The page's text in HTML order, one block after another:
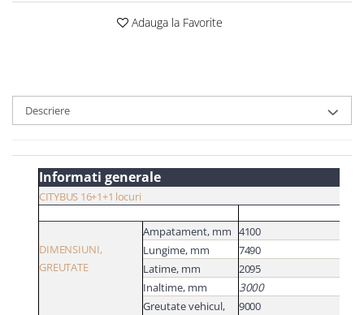
Adauga la Favorite
Descriere
Informati generale
CITYBUS 16+1+1 locuri
DIMENSIUNI,
GREUTATE
Ampatament, mm 4100
Lungime, mm
7490
Latime, mm
2095
Inaltime, mm
3000
Greutate vehicul,
9000